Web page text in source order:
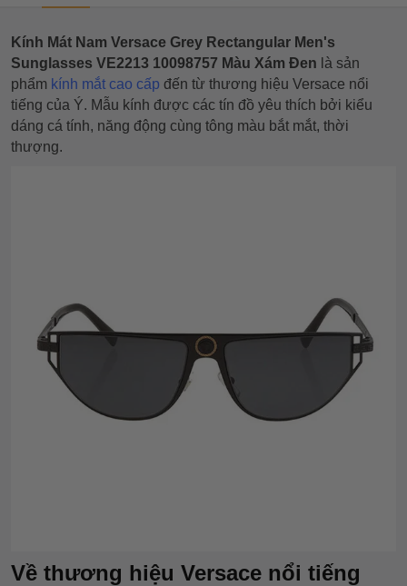
Kính Mát Nam Versace Grey Rectangular Men's
Sunglasses VE2213 10098757 Màu Xám Đen là sản
phẩm kính mắt cao cấp đến từ thương hiệu Versace nổi
tiếng của Ý. Mẫu kính được các tín đồ yêu thích bởi kiểu
dáng cá tính, năng động cùng tông màu bắt mắt, thời
thượng.
Về thương hiệu Versace nổi tiếng